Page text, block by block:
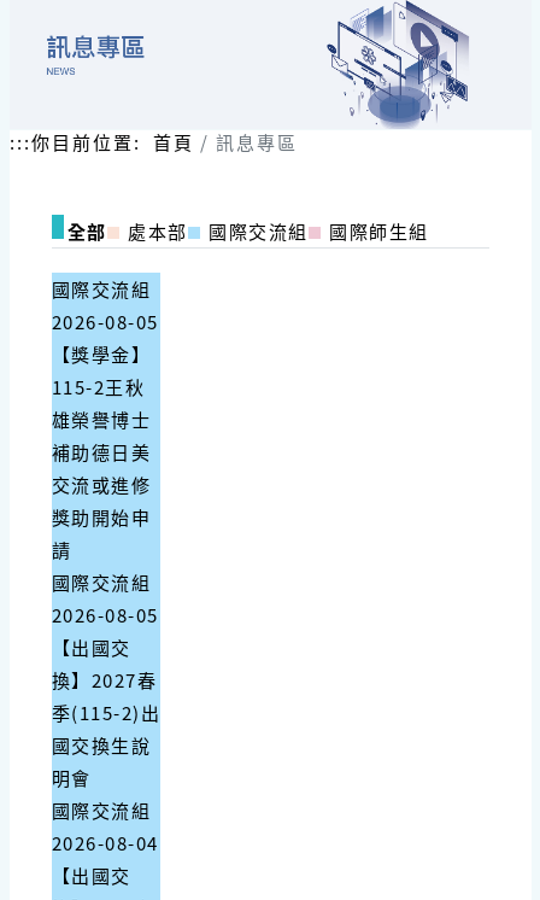
:::你目前位置: 首頁 訊息專區
全部 處本部 國際交流組 國際師生組
國際交流組
2026-08-05
【獎學金】
115-2王秋
雄榮譽博士
補助德日美
交流或進修
獎助開始申
請
國際交流組
2026-08-05
【出國交
換】2027春
季(115-2)出
國交換生說
明會
國際交流組
2026-08-04
【出國交